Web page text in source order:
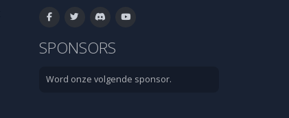
SPONSORS
Word onze volgende sponsor.